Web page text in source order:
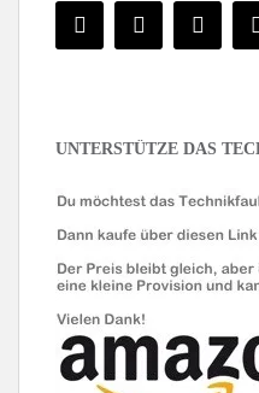
UNTERSTÜTZE DAS